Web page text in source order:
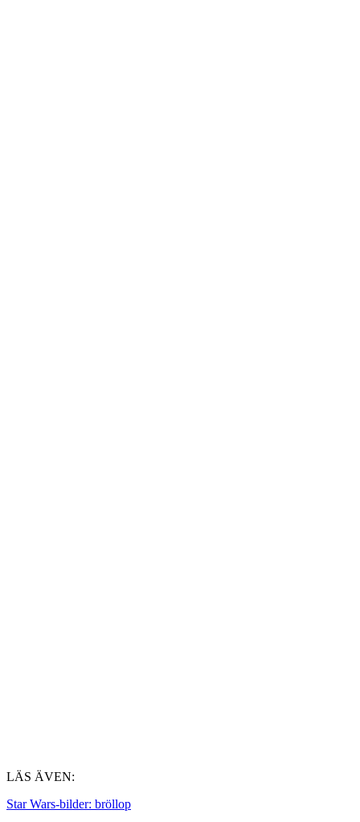
LÄS ÄVEN:
Star Wars-bilder: bröllop